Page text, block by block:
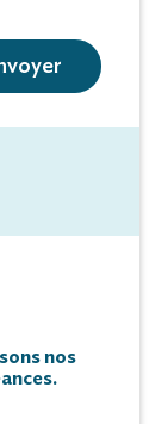
ce site.
nos